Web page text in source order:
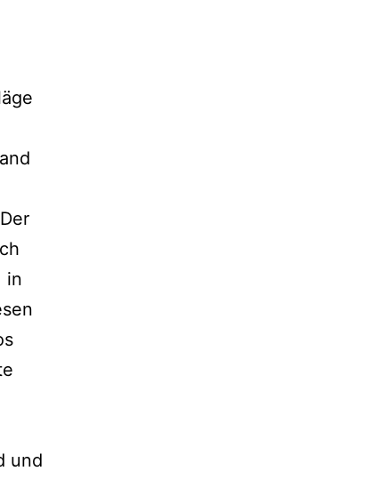
in
und